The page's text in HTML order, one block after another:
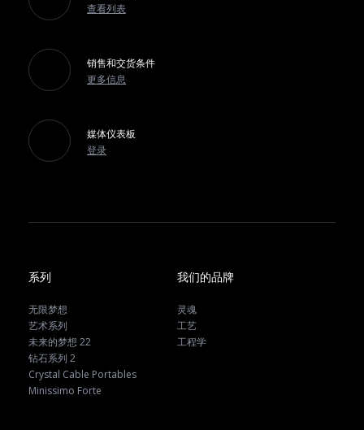
查看列表
销售和交货条件
更多信息
媒体仪表板
登录
系列
无限梦想
艺术系列
未来的梦想 22
钻石系列 2
Crystal Cable Portables
Minissimo Forte
我们的品牌
灵魂
工艺
工程学